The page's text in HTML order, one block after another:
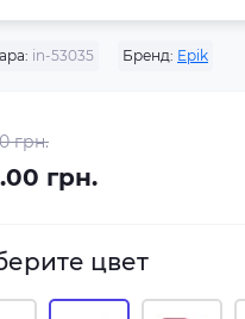
in-53035 Бренд: Epik
грн.
грн.
цвет